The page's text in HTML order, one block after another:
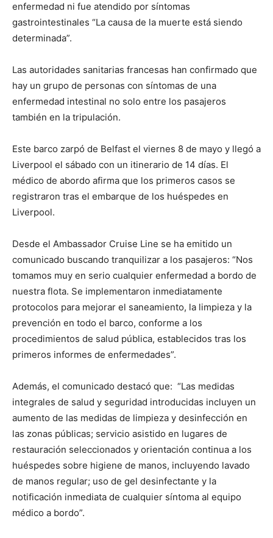
enfermedad ni fue atendido por síntomas
gastrointestinales “La causa de la muerte está siendo
determinada”.
Las autoridades sanitarias francesas han confirmado que
hay un grupo de personas con síntomas de una
enfermedad intestinal no solo entre los pasajeros
también en la tripulación.
Este barco zarpó de Belfast el viernes 8 de mayo y llegó a
Liverpool el sábado con un itinerario de 14 días. El
médico de abordo afirma que los primeros casos se
registraron tras el embarque de los huéspedes en
Liverpool.
Desde el Ambassador Cruise Line se ha emitido un
comunicado buscando tranquilizar a los pasajeros: “Nos
tomamos muy en serio cualquier enfermedad a bordo de
nuestra flota. Se implementaron inmediatamente
protocolos para mejorar el saneamiento, la limpieza y la
prevención en todo el barco, conforme a los
procedimientos de salud pública, establecidos tras los
primeros informes de enfermedades”.
Además, el comunicado destacó que: “Las medidas
integrales de salud y seguridad introducidas incluyen un
aumento de las medidas de limpieza y desinfección en
las zonas públicas; servicio asistido en lugares de
restauración seleccionados y orientación continua a los
huéspedes sobre higiene de manos, incluyendo lavado
de manos regular; uso de gel desinfectante y la
notificación inmediata de cualquier síntoma al equipo
médico a bordo”.